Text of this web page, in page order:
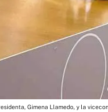
Gimena Llamedo, y la